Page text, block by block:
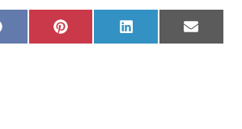
FacebookPinterest LinkedIn Email